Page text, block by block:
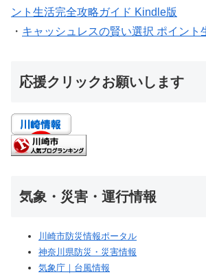
ント生活完全攻略ガイド Kindle版
・ キャッシュレスの賢い選択 ポイント
応援クリックお願いします
気象・災害・運行情報
川崎市防災情報ポータル
神奈川県防災・災害情報
気象庁｜台風情報